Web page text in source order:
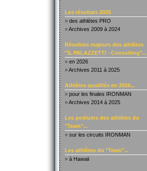
Les résultats 2025
» des athlètes PRO
»Archives 2009 à 2024
Résultats majeurs des athlètes
"S. PALAZZETTI - Consulting"...
» en 2026
»Archives 2011 à 2025
Athlètes qualifiés en 2026...
» pour les finales IRONMAN
»Archives 2014 à 2025
Les podiums des athlètes du
"Team"...
» sur les circuits IRONMAN
Les athlètes du "Team"...
» à Hawaii